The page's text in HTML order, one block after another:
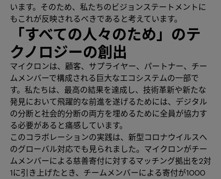
います。そのため、私たちのビジョンステートメントに
もこれが反映されるべきであると考えています。
「すべての人々のため」のテ
クノロジーの創出
マイクロンは、顧客、サプライヤー、パートナー、チー
ムメンバーで構成される巨大なエコシステムの一部で
す。私たちは、最高の結果を達成し、技術革新や新たな
発見において飛躍的な前進を遂げるためには、デジタル
の分断と社会的分断の両方を埋めるために全員が協力す
る必要があると痛感しています。
このコラボレーションの実践は、新型コロナウイルスへ
のグローバル対応でも見られました。マイクロンがチー
ムメンバーによる慈善寄付に対するマッチング拠出を2対
1に引き上げたとき、チームメンバーによる寄付が1000